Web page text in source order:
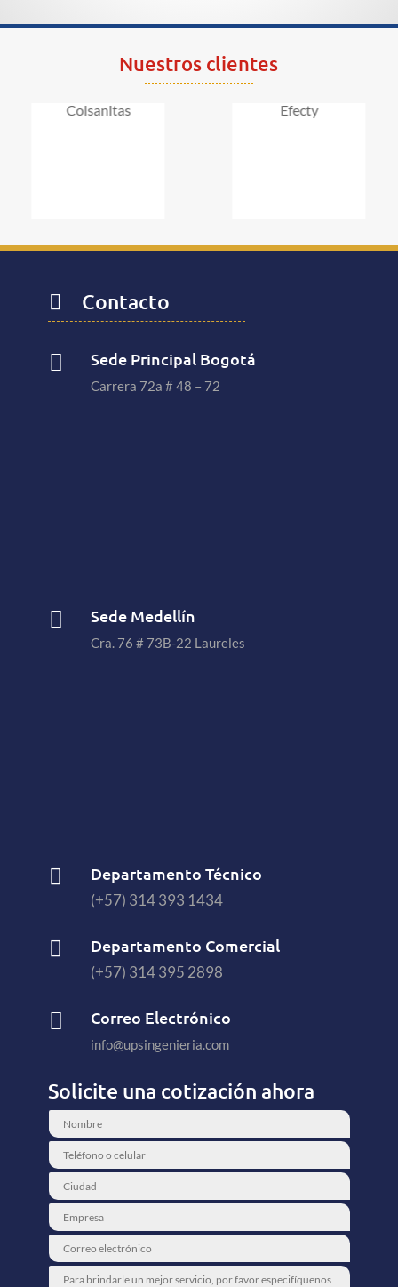
Nuestros clientes
Colsanitas Efecty
 Contacto
 Sede Principal Bogotá
Carrera 72a # 48 – 72
 Sede Medellín
Cra. 76 # 73B-22 Laureles
 Departamento Técnico
(+57) 314 393 1434
 Departamento Comercial
(+57) 314 395 2898
 Correo Electrónico
info@upsingenieria.com
Solicite una cotización ahora